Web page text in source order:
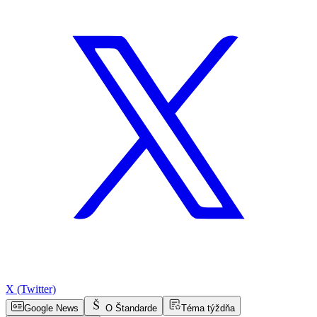
X (Twitter)
Google News O Štandarde Téma týždňa